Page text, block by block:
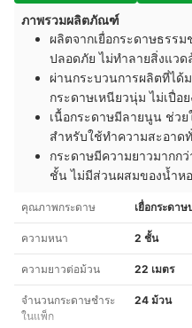
ภาพรวมผลิตภัณฑ์
ผลิตจากเยื่อกระดาษธรร
ปลอดภัย ไม่ทำลายสิ่งแวด
ผ่านกระบวนการผลิตที่ได้
กระดาษเหนียวนุ่ม ไม่เปื่อย
เนื้อกระดาษมีลายนูน ช่ว
สำหรับใช้ทำความสะอาด
กระดาษมีความยาวมากก
ชั้นไม่มีส่วนผสมของน้ำห
คุณภาพกระดาษ เยื่อกระดา
ความหนา 2 ชั้น
ความยาวต่อม้วน 22 เมตร
จำนวนกระดาษชำระ
ในแพ็ก
24 ม้วน